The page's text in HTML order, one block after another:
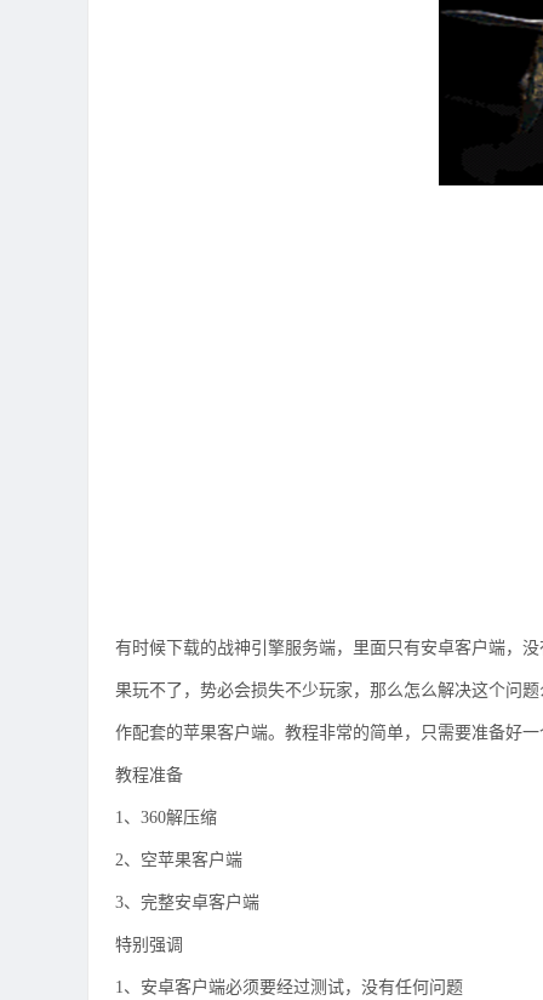
有时候下载的战神引擎服务端，里面只有安卓客户端，
果玩不了，势必会损失不少玩家，那么怎么解决这个问
作配套的苹果客户端。教程非常的简单，只需要准备好一
教程准备
1、360解压缩
2、空苹果客户端
3、完整安卓客户端
特别强调
1、安卓客户端必须要经过测试，没有任何问题